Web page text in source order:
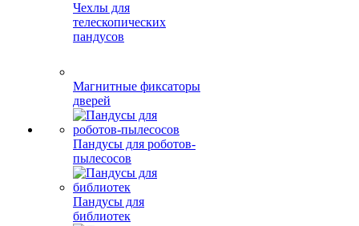
Чехлы для
телескопических
пандусов
Магнитные фиксаторы
дверей
Пандусы для роботов-
пылесосов
Пандусы для
библиотек